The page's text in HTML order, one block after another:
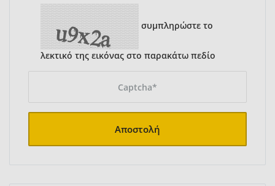
συμπληρώστε το
λεκτικό της εικόνας στο παρακάτω πεδίο
Αποστολή